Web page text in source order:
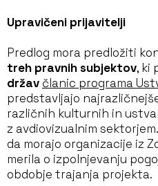
Upravičeni prijavitelji
Predlog mora predložiti
treh pravnih subjektov, ki
držav članic programa
predstavljajo
različnih kulturnih in
z avdiovizualnim sektorjem.
da morajo organizacije iz
merila o izpolnjevanju
obdobje trajanja projekta.